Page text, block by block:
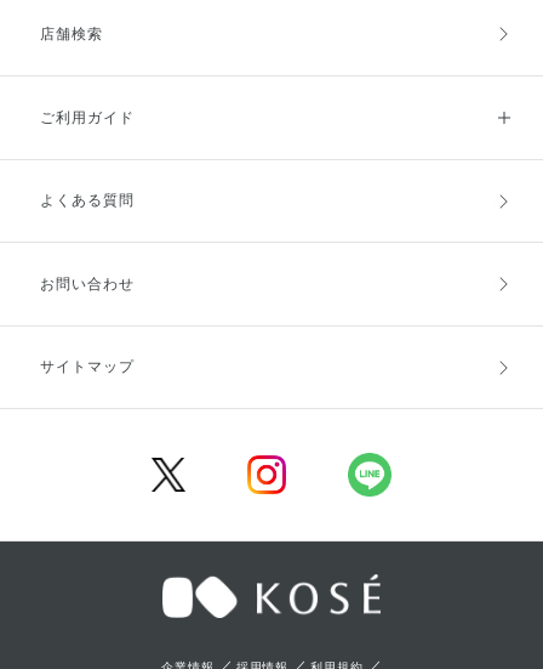
店舗検索
ご利用ガイド
ご利用ガイドトップ
お支払方法
キャンセル・返品・交換
よくある質問
お問い合わせ
サイトマップ